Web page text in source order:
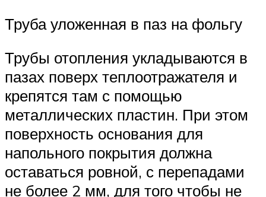
Труба уложенная в паз на фольгу
Трубы отопления укладываются в
пазах поверх теплоотражателя и
крепятся там с помощью
металлических пластин. При этом
поверхность основания для
напольного покрытия должна
оставаться ровной, с перепадами
не более 2 мм, для того чтобы не